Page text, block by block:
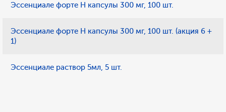
Эссенциале форте Н капсулы 300 мг, 100 шт.
Эссенциале форте Н капсулы 300 мг, 100 шт. (акция 6 +
1)
Эссенциале раствор 5мл, 5 шт.